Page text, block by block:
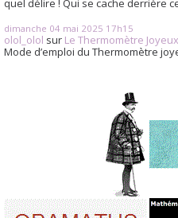
quel délire ! Qui se cache derrière
dimanche 04 mai 2025 17h15
olol_olol sur Le Thermomètre
Mode d’emploi du Thermomètre